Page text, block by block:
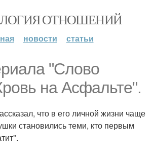
ОТНОШЕНИЙ
новости статьи
"Слово
на Асфальте".
что в его личной жизни чаще
становились теми, кто первым